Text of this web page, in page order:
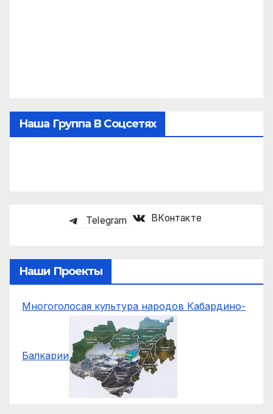
Наша Группа В Соцсетях
Telegram ВКонтакте
Наши Проекты
Многоголосая культура народов Кабардино-
Балкарии